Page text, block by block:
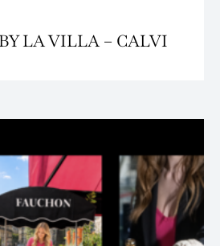
LA VILLA – CALVI